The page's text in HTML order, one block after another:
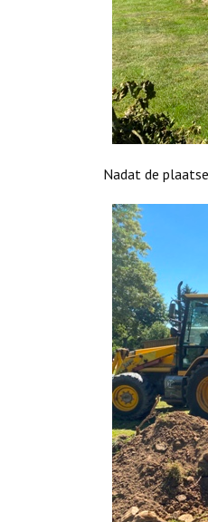
Nadat de